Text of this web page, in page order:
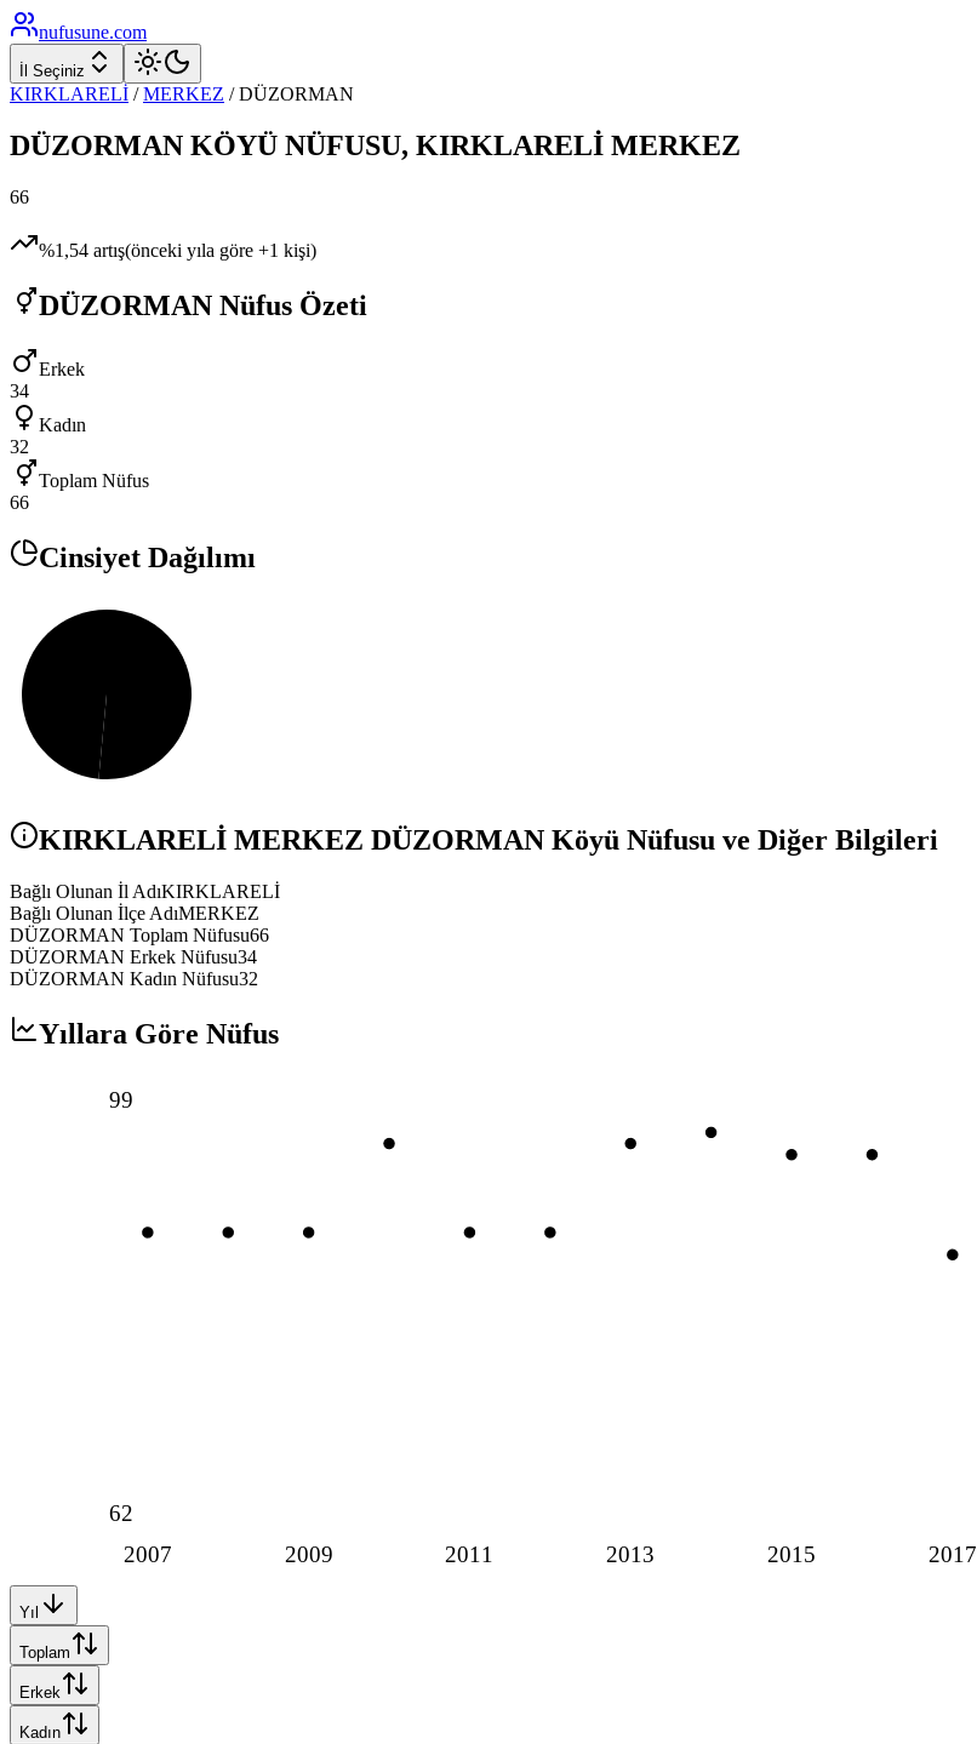
nufusune.com
İl Seçiniz
KIRKLARELİ / MERKEZ /DÜZORMAN
DÜZORMAN KÖYÜ NÜFUSU, KIRKLARELİ MERKEZ
66
%1,54 artış(önceki yıla göre +1 kişi)
DÜZORMAN Nüfus Özeti
Erkek
34
Kadın
32
Toplam Nüfus
66
Cinsiyet Dağılımı
KIRKLARELİ MERKEZ DÜZORMAN Köyü Nüfusu ve Diğer Bilgileri
Bağlı Olunan İl AdıKIRKLARELİ
Bağlı Olunan İlçe AdıMERKEZ
DÜZORMAN Toplam Nüfusu66
DÜZORMAN Erkek Nüfusu34
DÜZORMAN Kadın Nüfusu32
Yıllara Göre Nüfus
2007 2009 2011 2013 2015 2017
99
62
Yıl
Toplam
Erkek
Kadın